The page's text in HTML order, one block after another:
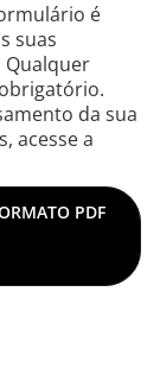
é
suas
da sua
acesse a
PDF
sempre que